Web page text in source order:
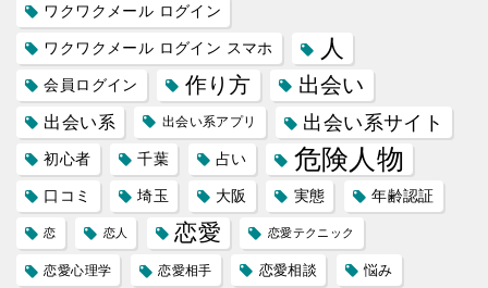
ワクワクメール ログイン
ワクワクメール ログイン スマホ 人
会員ログイン 作り方 出会い
出会い系 出会い系アプリ 出会い系サイト
初心者 千葉 占い 危険人物
口コミ 埼玉 大阪 実態 年齢認証
恋 恋人 恋愛 恋愛テクニック
恋愛心理学 恋愛相手 恋愛相談 悩み